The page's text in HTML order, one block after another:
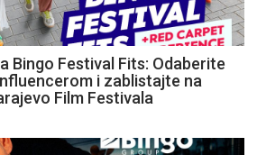
Bingo Festival Fits: Odaberite
i zablistajte na
Film Festivala